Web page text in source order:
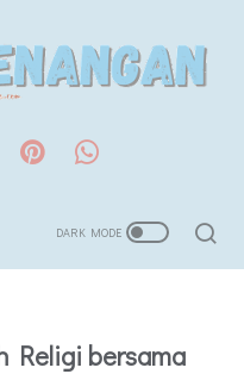
Religi bersama